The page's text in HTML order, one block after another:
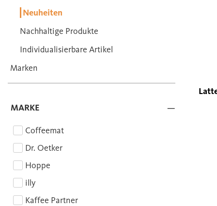
Neuheiten
Nachhaltige Produkte
Individualisierbare Artikel
Marken
MARKE
Coffeemat
Dr. Oetker
Hoppe
illy
Kaffee Partner